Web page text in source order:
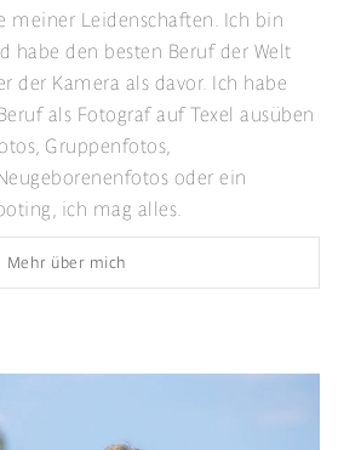
meiner Leidenschaften. Ich bin
habe den besten Beruf der Welt
der Kamera als davor. Ich habe
als Fotograf auf Texel ausüben
Gruppenfotos,
oder ein
ich mag alles.
Mehr über mich